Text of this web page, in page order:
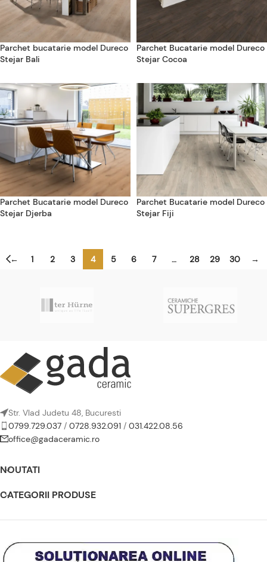
Parchet bucatarie model Dureco
Stejar Bali
Parchet Bucatarie model Dureco
Stejar Cocoa
Parchet Bucatarie model Dureco
Stejar Djerba
Parchet Bucatarie model Dureco
Stejar Fiji
← 1 2 3 4 5 6 7 … 28 29 30 →
Str. Vlad Judetu 48, Bucuresti
0799.729.037 / 0728.932.091 / 031.422.08.56
office@gadaceramic.ro
NOUTATI
CATEGORII PRODUSE